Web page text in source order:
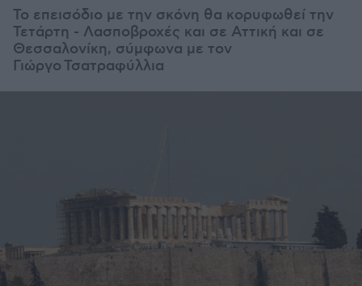
Το επεισόδιο με την σκόνη θα κορυφωθεί την
Τετάρτη - Λασποβροχές και σε Αττική και σε
Θεσσαλονίκη, σύμφωνα με τον
Γιώργο Τσατραφύλλια